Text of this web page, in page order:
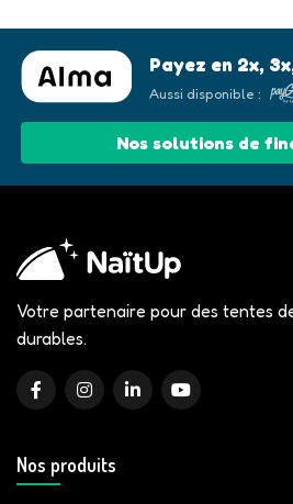
Payez en 2x,
Aussi disponible :
Nos solutions de
Votre partenaire pour des tentes
durables.
Nos produits